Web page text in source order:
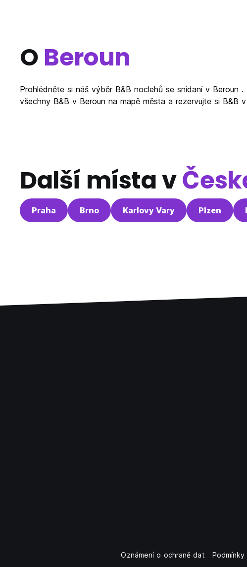
O Beroun
Prohlédněte si náš výběr B&B noclehů se snídaní v
všechny B&B v Beroun na mapě města a rezervujte si B&B
Další místa v
Praha Brno Karlovy Vary Plzen
Oznámení o ochraně dat